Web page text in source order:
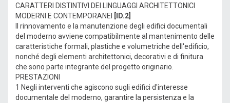
CARATTERI DISTINTIVI DEI LINGUAGGI ARCHITETTONICI
MODERNI E CONTEMPORANEI
[ID.2]
Il rinnovamento e la manutenzione degli edifici documentali
del moderno avviene compatibilmente al mantenimento delle
caratteristiche formali, plastiche e volumetriche dell'edificio,
nonché degli elementi architettonici, decorativi e di finitura
che sono parte integrante del progetto originario.
PRESTAZIONI
1 Negli interventi che agiscono sugli edifici d'interesse
documentale del moderno, garantire la persistenza e la